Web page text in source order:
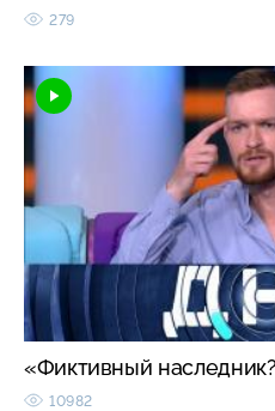
279
«Фиктивный
10982